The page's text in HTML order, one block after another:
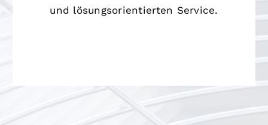
und lösungsorientierten Service.